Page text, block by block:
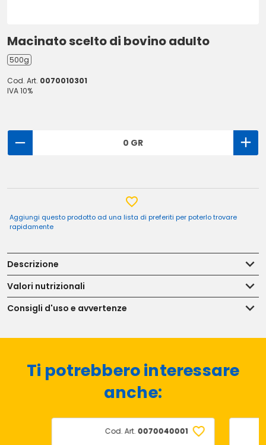
Macinato scelto di bovino adulto
500g
Cod. Art. 0070010301
IVA 10%
0 GR
Aggiungi questo prodotto ad una lista di preferiti per poterlo trovare
rapidamente
Descrizione
Valori nutrizionali
Consigli d'uso e avvertenze
Ti potrebbero interessare
anche:
Cod. Art. 0070040001